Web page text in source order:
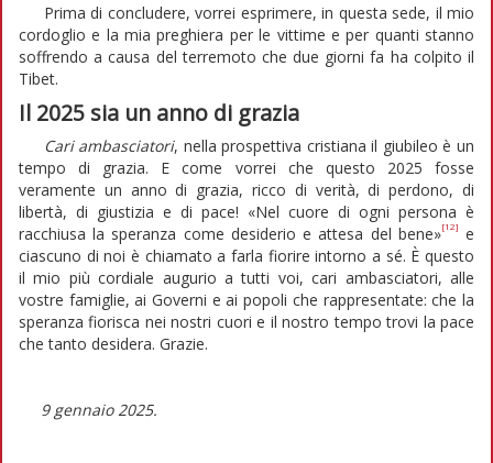
Prima di concludere, vorrei esprimere, in questa sede, il mio
cordoglio e la mia preghiera per le vittime e per quanti stanno
soffrendo a causa del terremoto che due giorni fa ha colpito il
Tibet.
Il 2025 sia un anno di grazia
Cari ambasciatori, nella prospettiva cristiana il giubileo è un
tempo di grazia. E come vorrei che questo 2025 fosse
veramente un anno di grazia, ricco di verità, di perdono, di
libertà, di giustizia e di pace! «Nel cuore di ogni persona è
racchiusa la speranza come desiderio e attesa del bene»[12]
e
ciascuno di noi è chiamato a farla fiorire intorno a sé. È questo
il mio più cordiale augurio a tutti voi, cari ambasciatori, alle
vostre famiglie, ai Governi e ai popoli che rappresentate: che la
speranza fiorisca nei nostri cuori e il nostro tempo trovi la pace
che tanto desidera. Grazie.
9 gennaio 2025.